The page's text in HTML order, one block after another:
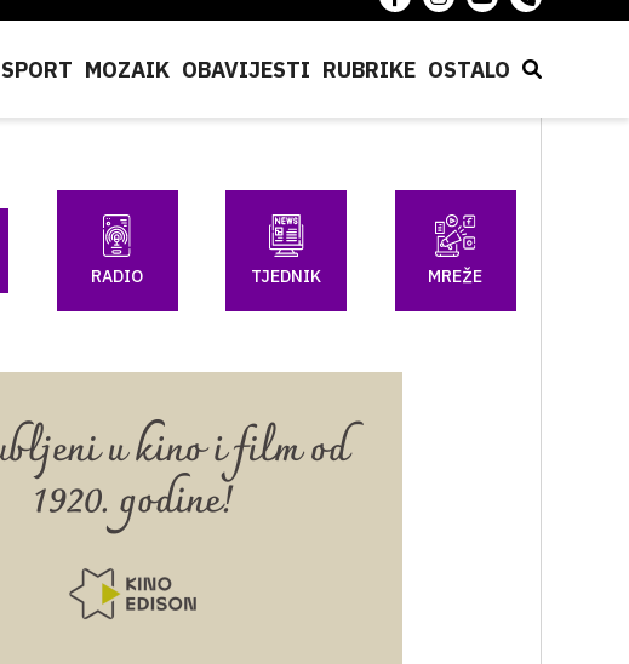
SPORT MOZAIK OBAVIJESTI RUBRIKE OSTALO
RADIO TJEDNIK MREŽE